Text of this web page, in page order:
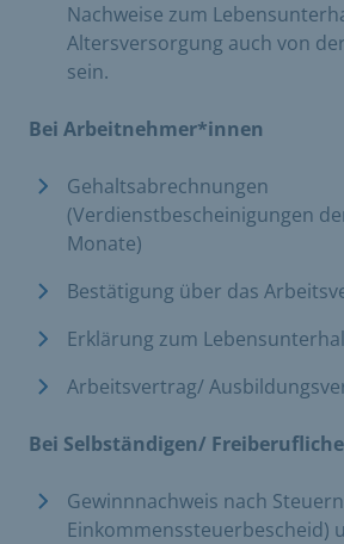
Nachweise zum
Altersversorgung auch von
sein.
Bei Arbeitnehmer*innen
Gehaltsabrechnungen
(Verdienstbescheinigungen
Monate)
Bestätigung über das
Erklärung zum
Arbeitsvertrag/
Bei Selbständigen/
Gewinnnachweis nach
Einkommenssteuerbescheid)